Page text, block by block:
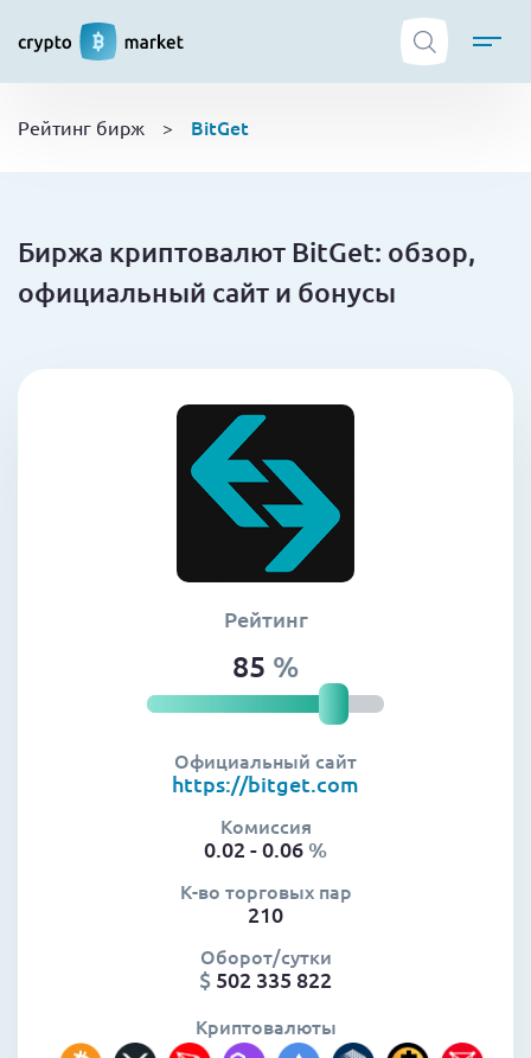
ТОП криптобирж
Криптовалюты
Кошельки
Рейтинг бирж > BitGet
Биржа криптовалют BitGet: обзор,
официальный сайт и бонусы
Рейтинг
85 %
Официальный сайт
https://bitget.com
Комиссия
0.02 - 0.06 %
К-во торговых пар
210
Оборот/сутки
$ 502 335 822
Криптовалюты